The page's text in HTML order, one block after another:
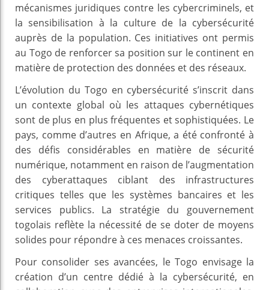
mécanismes juridiques contre les cybercriminels, et
la sensibilisation à la culture de la cybersécurité
auprès de la population. Ces initiatives ont permis
au Togo de renforcer sa position sur le continent en
matière de protection des données et des réseaux.
L’évolution du Togo en cybersécurité s’inscrit dans
un contexte global où les attaques cybernétiques
sont de plus en plus fréquentes et sophistiquées. Le
pays, comme d’autres en Afrique, a été confronté à
des défis considérables en matière de sécurité
numérique, notamment en raison de l’augmentation
des cyberattaques ciblant des infrastructures
critiques telles que les systèmes bancaires et les
services publics. La stratégie du gouvernement
togolais reflète la nécessité de se doter de moyens
solides pour répondre à ces menaces croissantes.
Pour consolider ses avancées, le Togo envisage la
création d’un centre dédié à la cybersécurité, en